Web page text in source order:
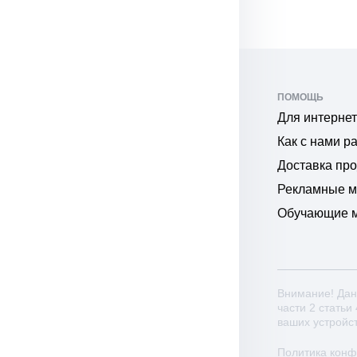
ПОМОЩЬ
Для
Как с нами
Доставка
Рекламные
Обучающие
Внимание!
части 2
ваших
Политика